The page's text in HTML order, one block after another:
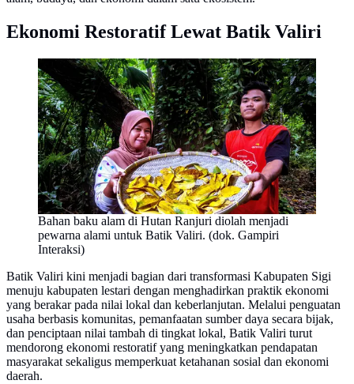
Ekonomi Restoratif Lewat Batik Valiri
Bahan baku alam di Hutan Ranjuri diolah menjadi
pewarna alami untuk Batik Valiri. (dok. Gampiri
Interaksi)
Batik Valiri kini menjadi bagian dari transformasi Kabupaten Sigi
menuju kabupaten lestari dengan menghadirkan praktik ekonomi
yang berakar pada nilai lokal dan keberlanjutan. Melalui penguatan
usaha berbasis komunitas, pemanfaatan sumber daya secara bijak,
dan penciptaan nilai tambah di tingkat lokal, Batik Valiri turut
mendorong ekonomi restoratif yang meningkatkan pendapatan
masyarakat sekaligus memperkuat ketahanan sosial dan ekonomi
daerah.